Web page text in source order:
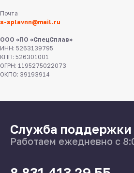
Почта
s-splavnn@mail.ru
ООО «ПО «СпецСплав»
ИНН: 5263139795
КПП: 526301001
ОГРН: 1195275022073
ОКПО: 39193914
Нижний Новгород,
s-splavnn@mail.ru
Калькуляторы
Каталог
О нас